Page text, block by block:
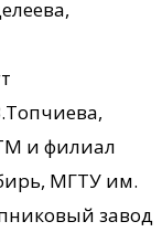
и филиал
МГТУ им.
завод